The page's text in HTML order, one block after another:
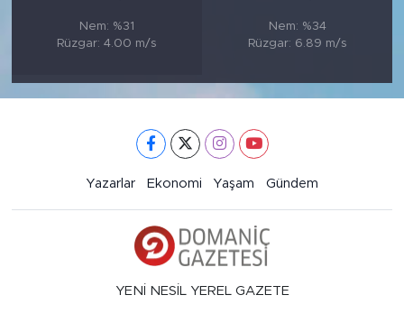
Nem: %31
Rüzgar: 4.00 m/s
Nem: %34
Rüzgar: 6.89 m/s
Yazarlar Ekonomi Yaşam Gündem
YENİ NESİL YEREL GAZETE